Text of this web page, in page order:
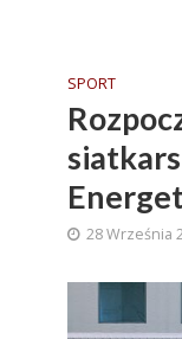
SPORT
28 Września